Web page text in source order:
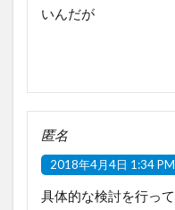
いんだが
匿名
2018年4月4日 1:34 PM
具体的な検討を行っ